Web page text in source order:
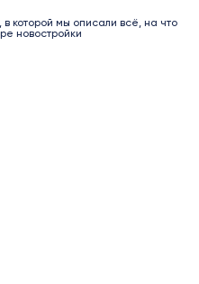
которой мы описали всё, на что
новостройки